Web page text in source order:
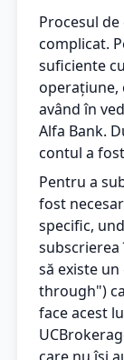
Procesul
complicat.
suficiente
operațiune,
având în
Alfa Bank.
contul a
Pentru a
fost
specific,
să existe un
through")
face acest